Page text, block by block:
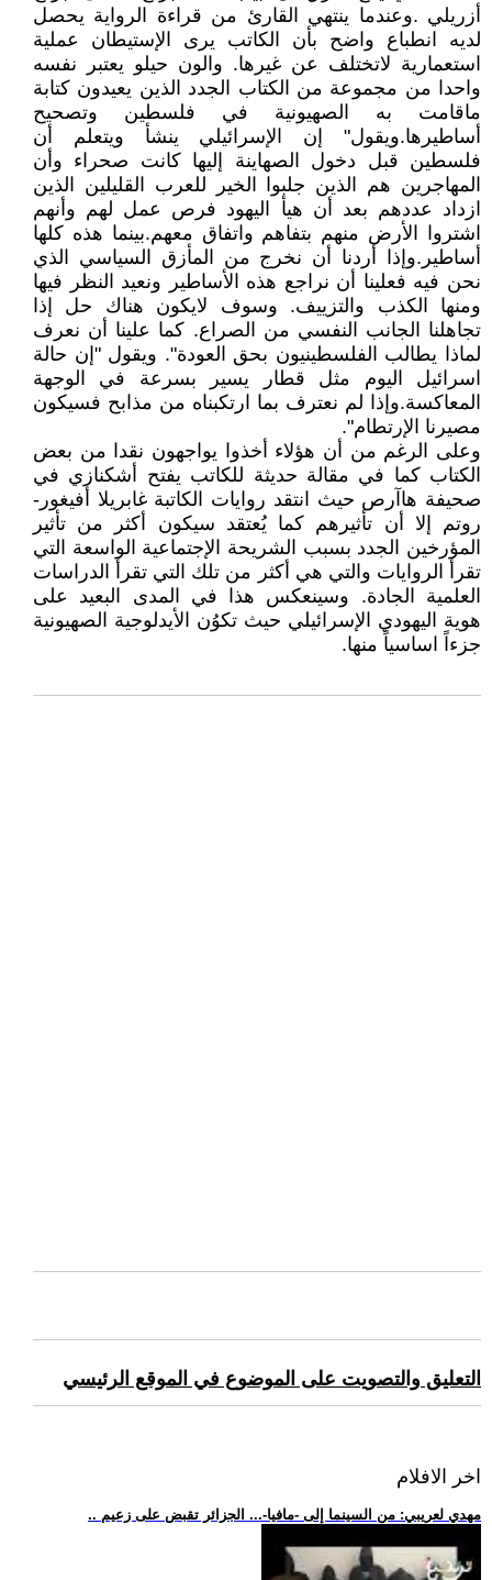
أزريلي .وعندما ينتهي القارئ من قراءة الرواية يحصل
لديه انطباع واضح بأن الكاتب يرى الإستيطان عملية
استعمارية لاتختلف عن غيرها. والون حيلو يعتبر نفسه
واحدا من مجموعة من الكتاب الجدد الذين يعيدون كتابة
ماقامت به الصهيونية في فلسطين وتصحيح
أساطيرها.ويقول" إن الإسرائيلي ينشأ ويتعلم أن
فلسطين قبل دخول الصهاينة إليها كانت صحراء وأن
المهاجرين هم الذين جلبوا الخير للعرب القليلين الذين
ازداد عددهم بعد أن هيأ اليهود فرص عمل لهم وأنهم
اشتروا الأرض منهم بتفاهم واتفاق معهم.بينما هذه كلها
أساطير.وإذا أردنا أن نخرج من المأزق السياسي الذي
نحن فيه فعلينا أن نراجع هذه الأساطير ونعيد النظر فيها
ومنها الكذب والتزييف. وسوف لايكون هناك حل إذا
تجاهلنا الجانب النفسي من الصراع. كما علينا أن نعرف
لماذا يطالب الفلسطينيون بحق العودة". ويقول "إن حالة
اسرائيل اليوم مثل قطار يسير بسرعة في الوجهة
المعاكسة.وإذا لم نعترف بما ارتكبناه من مذابح فسيكون
مصيرنا الإرتطام".
وعلى الرغم من أن هؤلاء أخذوا يواجهون نقدا من بعض
الكتاب كما في مقالة حديثة للكاتب يفتح أشكنازي في
صحيفة هاآرص حيث انتقد روايات الكاتبة غابريلا أفيغور-
روتم إلا أن تأثيرهم كما يُعتقد سيكون أكثر من تأثير
المؤرخين الجدد بسبب الشريحة الإجتماعية الواسعة التي
تقرأ الروايات والتي هي أكثر من تلك التي تقرأ الدراسات
العلمية الجادة. وسينعكس هذا في المدى البعيد على
هوية اليهودي الإسرائيلي حيث تكوُن الأيدلوجية الصهيونية
جزءاً اساسياً منها.
التعليق والتصويت على الموضوع في الموقع الرئيسي
اخر الافلام
.. مهدي لعريبي: من السينما إلى -مافيا-... الجزائر تقبض على زعيم